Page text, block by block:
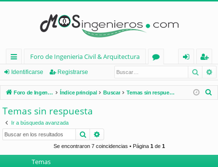
nl
ac
es
rá
pi
Foro de Ingenieria Civil & Arquitectura
os
nt
ifi
eg
ist
ra
Identificarse Registrarse
Foro de Ingenieria Civil & Arquitectura Índice principal Buscar Temas sin respuesta
Temas sin respuesta
Ir a búsqueda avanzada
Buscar
Se encontraron 7 coincidencias • Página 1de 1
Temas